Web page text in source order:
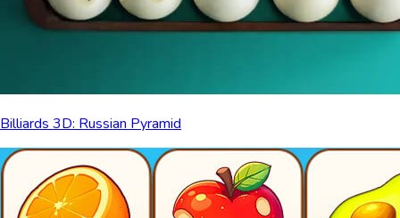
Billiards 3D: Russian Pyramid